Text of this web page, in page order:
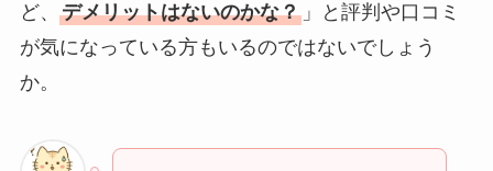
ど、 デメリットはないのかな？」と評判や口コミ
が気になっている方もいるのではないでしょう
か。